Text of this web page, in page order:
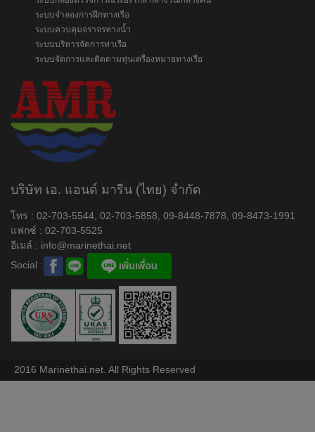
ระบบจำลองการฝึกทางเรือ
ระบบควบคุมจราจรทางน้ำ
ระบบบริหารจัดการท่าเรือ
ระบบจัดการและติดตามทุ่นเครื่องหมายทางเรือ
บริษัท เอ. แอนด์ มารีน (ไทย) จำกัด
โทร : 02-703-5544, 02-703-5858, 09-8448-7878, 09-8473-1991
แฟกซ์ : 02-703-5525
อีเมล์ : info@marinethai.net
Social :
2016 Marinethai.net. All Rights Reserved